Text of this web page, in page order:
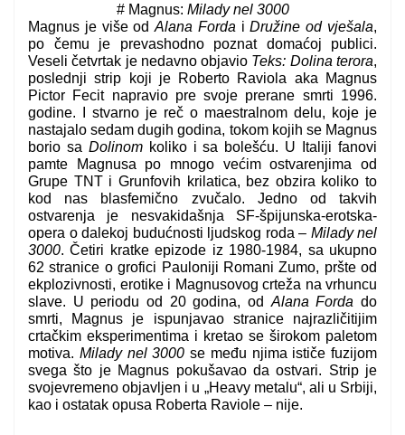
# Magnus: Milady nel 3000
Magnus je više odAlana Forda iDružine od vješala,
po čemu je prevashodno poznat domaćoj publici.
Veseli četvrtak je nedavno objavio Teks: Dolina terora,
poslednji strip koji je Roberto Raviola aka Magnus
Pictor Fecit napravio pre svoje prerane smrti 1996.
godine. I stvarno je reč o maestralnom delu, koje je
nastajalo sedam dugih godina, tokom kojih se Magnus
borio sa Dolinomkoliko i sa bolešću. U Italiji fanovi
pamte Magnusa po mnogo većim ostvarenjima od
Grupe TNT i Grunfovih krilatica, bez obzira koliko to
kod nas blasfemično zvučalo. Jedno od takvih
ostvarenja je nesvakidašnja SF-špijunska-erotska-
opera o dalekoj budućnosti ljudskog roda – Milady nel
3000. Četiri kratke epizode iz 1980-1984, sa ukupno
62 stranice o grofici Pauloniji Romani Zumo, pršte od
ekplozivnosti, erotike i Magnusovog crteža na vrhuncu
slave. U periodu od 20 godina, od Alana Forda do
smrti, Magnus je ispunjavao stranice najrazličitijim
crtačkim eksperimentima i kretao se širokom paletom
motiva. Milady nel 3000 se među njima ističe fuzijom
svega što je Magnus pokušavao da ostvari. Strip je
svojevremeno objavljen i u „Heavy metalu“, ali u Srbiji,
kao i ostatak opusa Roberta Raviole – nije.